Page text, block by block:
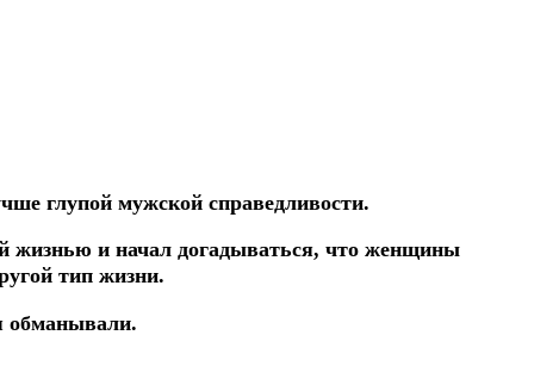
глупой мужской справедливости.
жизнью и начал догадываться, что женщины
тип жизни.
обманывали.